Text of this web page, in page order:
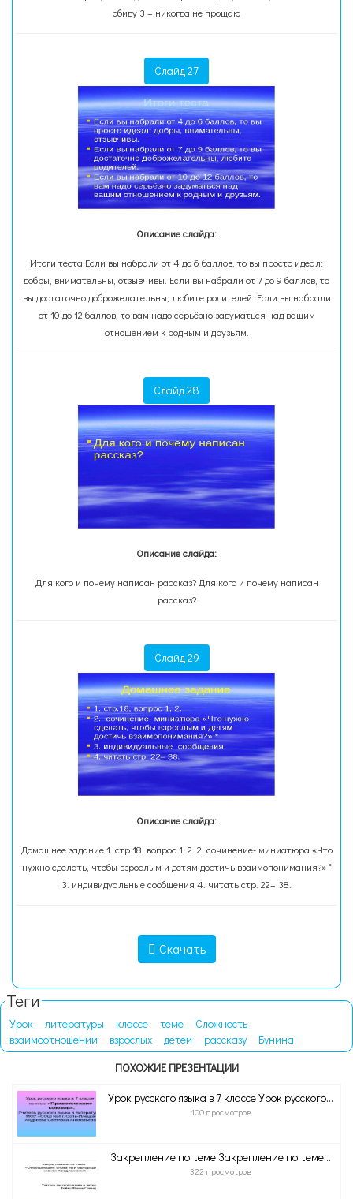
обиду 3 – никогда не прощаю
Слайд 27
Описание слайда:
Итоги теста Если вы набрали от 4 до 6 баллов, то вы просто идеал:
добры, внимательны, отзывчивы. Если вы набрали от 7 до 9 баллов, то
вы достаточно доброжелательны, любите родителей. Если вы набрали
от 10 до 12 баллов, то вам надо серьёзно задуматься над вашим
отношением к родным и друзьям.
Слайд 28
Описание слайда:
Для кого и почему написан рассказ? Для кого и почему написан
рассказ?
Слайд 29
Описание слайда:
Домашнее задание 1. стр.18, вопрос 1, 2. 2. сочинение- миниатюра «Что
нужно сделать, чтобы взрослым и детям достичь взаимопонимания?» *
3. индивидуальные сообщения 4. читать стр. 22– 38.
Скачать
Теги
Урок литературы классе теме
Сложность
взаимоотношений
взрослых детей рассказу
Бунина
ПОХОЖИЕ ПРЕЗЕНТАЦИИ
Урок русского языка в 7 классе Урок русского...
100 просмотров
Закрепление по теме Закрепление по теме...
322 просмотров